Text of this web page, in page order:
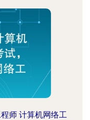
师 计算机网络工